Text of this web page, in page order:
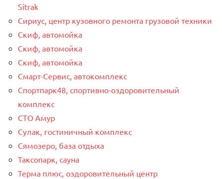
Sitrak
Сириус, центр кузовного ремонта грузовой техники
Скиф, автомойка
Скиф, автомойка
Скиф, автомойка
Смарт-Сервис, автокомплекс
Спортпарк48, спортивно-оздоровительный
комплекс
СТО Амур
Сулак, гостиничный комплекс
Сямозеро, база отдыха
Таксопарк, сауна
Терма плюс, оздоровительный центр